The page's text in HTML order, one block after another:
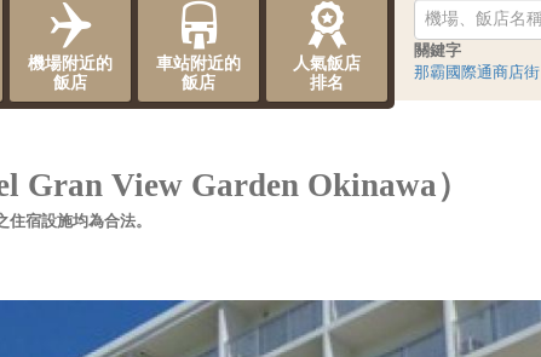
機場附近的
飯店
車站附近的
飯店
人氣飯店
排名
關鍵字
那霸國際通商店街
Gran View Garden Okinawa）
住宿設施均為合法。